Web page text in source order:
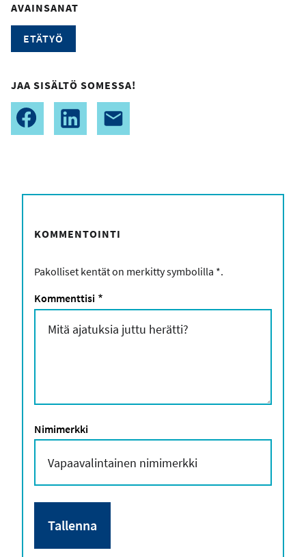
AVAINSANAT
ETÄTYÖ
JAA SISÄLTÖ SOMESSA!
KOMMENTOINTI
Pakolliset kentät on merkitty symbolilla *.
Kommenttisi *
Nimimerkki